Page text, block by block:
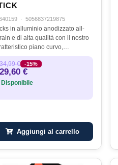
- green
· 5056837219875
in alluminio anodizzato all-
e di alta qualità con il nostro
piano curvo,
che la linea si rilasci in
fluido e sotto pieno
di coclea in…
€ -15%
29,60 €
Disponibile
Aggiungi al carrello